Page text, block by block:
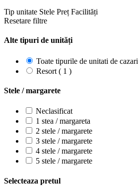
Tip unitate Stele Preț Facilități
Resetare filtre
Alte tipuri de unități
Toate tipurile de unitati de cazari
Resort ( 1 )
Stele / margarete
Neclasificat
1 stea / margareta
2 stele / margarete
3 stele / margarete
4 stele / margarete
5 stele / margarete
Selecteaza pretul